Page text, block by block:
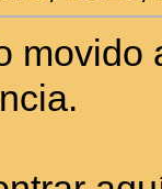
movido